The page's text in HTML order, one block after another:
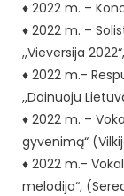
♦ 2022 m. –
♦ 2022 m. –
,,Vieversija
♦ 2022 m.-
,,Dainuoju
♦ 2022 m. –
gyvenimą“
♦ 2022 m.-
melodija“,